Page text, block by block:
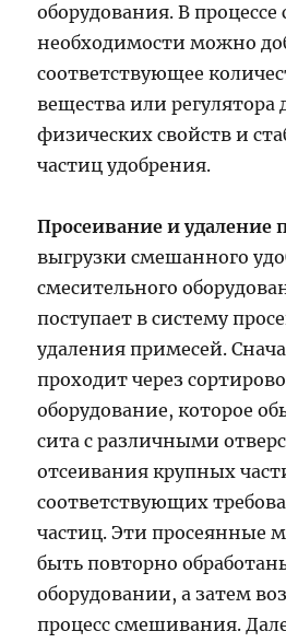
оборудования. В
необходимости можно
соответствующее
вещества или
физических свойств и
частиц удобрения.
Просеивание и удаление
выгрузки смешанного
смесительного
поступает в систему
удаления примесей.
проходит через
оборудование, которое
сита с различными
отсеивания крупных
соответствующих
частиц. Эти просеянные
быть повторно
оборудовании, а затем
процесс смешивания.